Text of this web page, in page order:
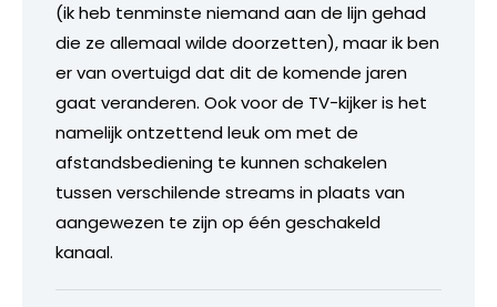
(ik heb tenminste niemand aan de lijn gehad
die ze allemaal wilde doorzetten), maar ik ben
er van overtuigd dat dit de komende jaren
gaat veranderen. Ook voor de TV-kijker is het
namelijk ontzettend leuk om met de
afstandsbediening te kunnen schakelen
tussen verschilende streams in plaats van
aangewezen te zijn op één geschakeld
kanaal.